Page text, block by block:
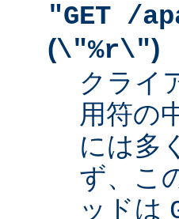
"GET /
(\"%r\")
クライ
用符の
には多
ず、こ
ッドは